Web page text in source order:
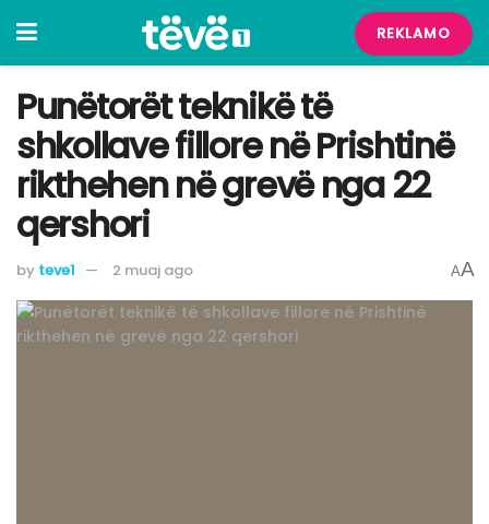
REKLAMO
Punëtorët teknikë të
shkollave fillore në Prishtinë
rikthehen në grevë nga 22
qershori
by teve1 2 muaj ago AA